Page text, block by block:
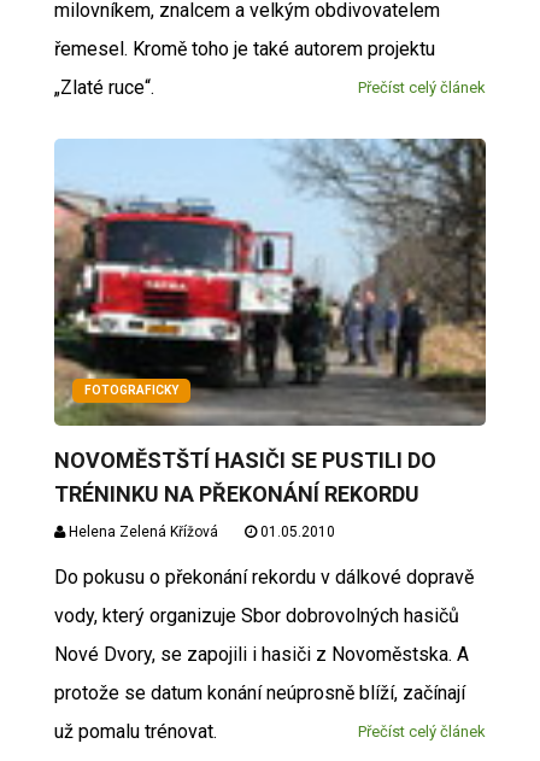
milovníkem, znalcem a velkým obdivovatelem
řemesel. Kromě toho je také autorem projektu
„Zlaté ruce“.
Přečíst celý článek
FOTOGRAFICKY
NOVOMĚSTŠTÍ HASIČI SE PUSTILI DO
TRÉNINKU NA PŘEKONÁNÍ REKORDU
Helena Zelená Křížová 01.05.2010
Do pokusu o překonání rekordu v dálkové dopravě
vody, který organizuje Sbor dobrovolných hasičů
Nové Dvory, se zapojili i hasiči z Novoměstska. A
protože se datum konání neúprosně blíží, začínají
už pomalu trénovat.
Přečíst celý článek